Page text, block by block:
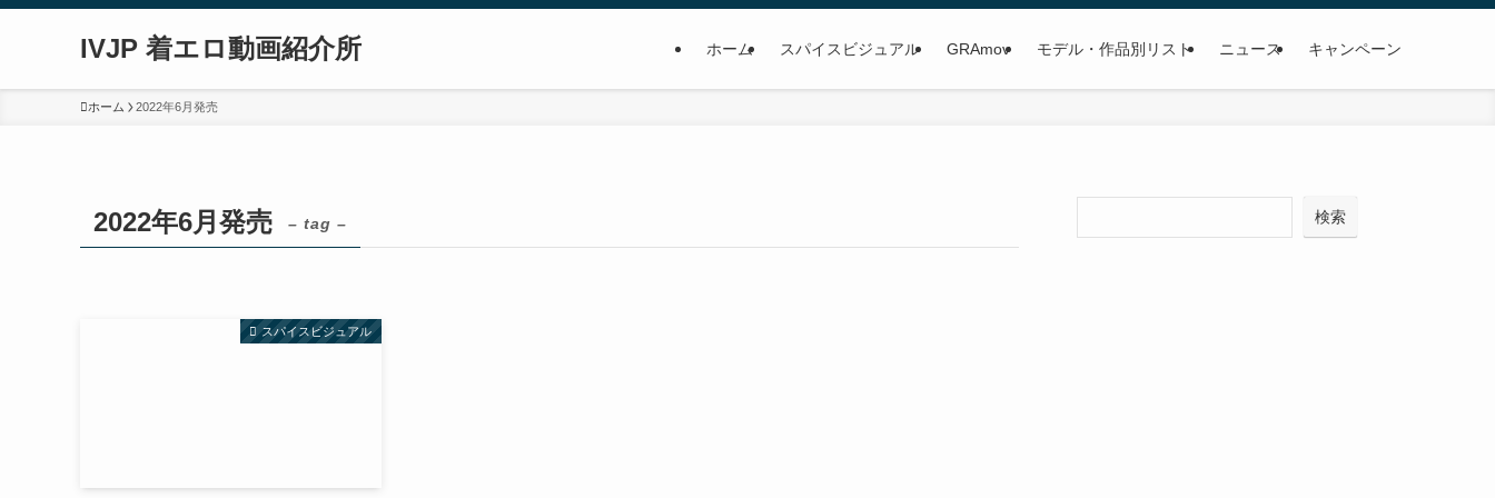
IVJP 着エロ動画紹介所 ホーム スパイスビジュアル GRAmov モデル・作品別リスト ニュース キャンペーン
ホーム 2022年6月発売
2022年6月発売 – tag –
スパイスビジュアル
索
検索